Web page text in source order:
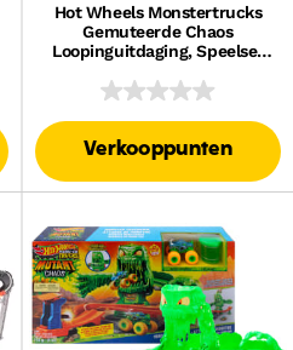
Hot Wheels Monstertrucks
Gemuteerde Chaos
Loopinguitdaging, Speelset
Speelgoedtruck En Slime
Verkooppunten